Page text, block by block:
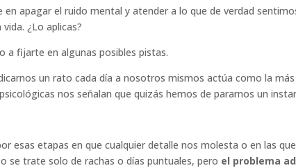
en apagar el ruido mental y atender a lo que de verdad
¿Lo aplicas?
a fijarte en algunas posibles pistas.
un rato cada día a nosotros mismos actúa como la
nos señalan que quizás hemos de pararnos un
esas etapas en que cualquier detalle nos molesta o en las
se trate solo de rachas o días puntuales, pero el problema